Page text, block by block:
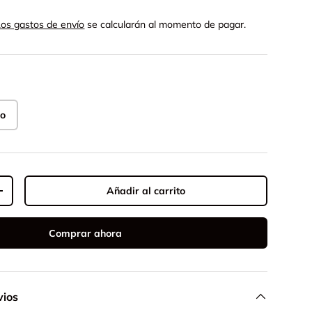
gastos de envío se calcularán al momento de pagar.
la cantidad Añadir al carrito
Comprar ahora